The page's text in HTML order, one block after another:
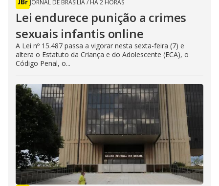
JORNAL DE BRASÍLIA/ HÁ 2 HORAS
Lei endurece punição a crimes
sexuais infantis online
A Lei nº 15.487 passa a vigorar nesta sexta-feira (7) e
altera o Estatuto da Criança e do Adolescente (ECA), o
Código Penal, o...